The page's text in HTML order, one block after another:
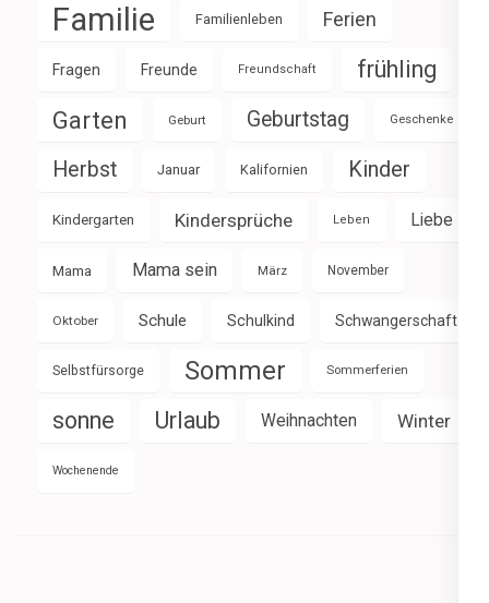
Familie Familienleben Ferien
Fragen Freunde Freundschaft frühling
Garten Geburt Geburtstag Geschenke
Herbst Januar Kalifornien Kinder
Kindergarten Kindersprüche Leben Liebe
Mama Mama sein März November
Oktober Schule Schulkind Schwangerschaft
Selbstfürsorge Sommer Sommerferien
sonne Urlaub Weihnachten Winter
Wochenende